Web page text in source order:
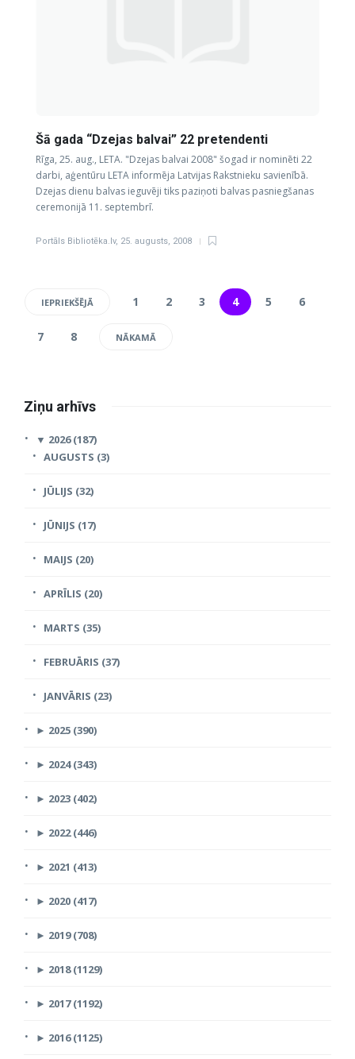
Šā gada “Dzejas balvai” 22 pretendenti
Rīga, 25. aug., LETA. "Dzejas balvai 2008" šogad ir nominēti 22
darbi, aģentūru LETA informēja Latvijas Rakstnieku savienībā.
Dzejas dienu balvas ieguvēji tiks paziņoti balvas pasniegšanas
ceremonijā 11. septembrī.
Portāls Bibliotēka.lv, 25. augusts, 2008
IEPRIEKŠĒJĀ 1 2 3 4 5 6
7 8 NĀKAMĀ
Ziņu arhīvs
▼ 2026 (187)
AUGUSTS (3)
JŪLIJS (32)
JŪNIJS (17)
MAIJS (20)
APRĪLIS (20)
MARTS (35)
FEBRUĀRIS (37)
JANVĀRIS (23)
► 2025 (390)
► 2024 (343)
► 2023 (402)
► 2022 (446)
► 2021 (413)
► 2020 (417)
► 2019 (708)
► 2018 (1129)
► 2017 (1192)
► 2016 (1125)